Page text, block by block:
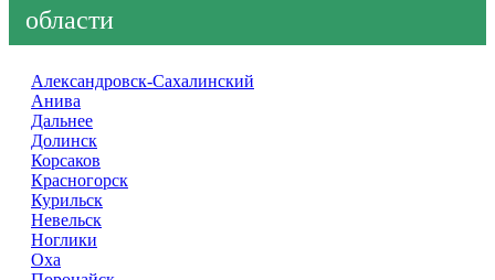
области
Александровск-Сахалинский
Анива
Дальнее
Долинск
Корсаков
Красногорск
Курильск
Невельск
Ноглики
Оха